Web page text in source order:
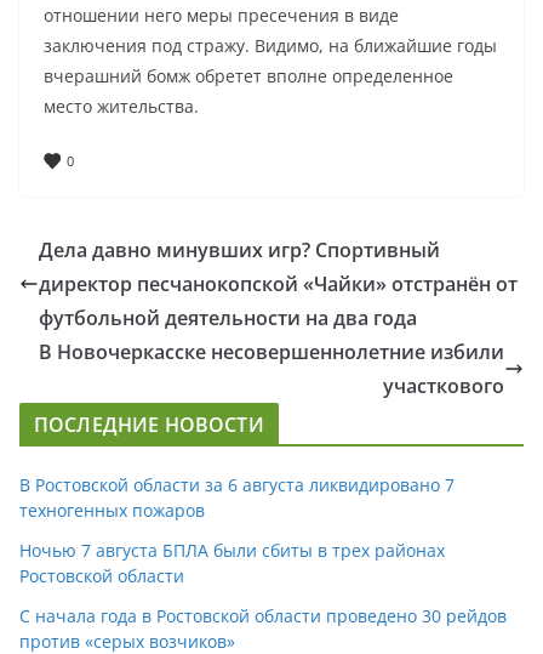
отношении него меры пресечения в виде
заключения под стражу. Видимо, на ближайшие годы
вчерашний бомж обретет вполне определенное
место жительства.
0
Дела давно минувших игр? Спортивный
директор песчанокопской «Чайки» отстранён от
футбольной деятельности на два года
В Новочеркасске несовершеннолетние избили
участкового
ПОСЛЕДНИЕ НОВОСТИ
В Ростовской области за 6 августа ликвидировано 7
техногенных пожаров
Ночью 7 августа БПЛА были сбиты в трех районах
Ростовской области
С начала года в Ростовской области проведено 30 рейдов
против «серых возчиков»